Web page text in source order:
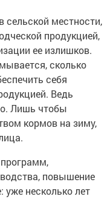
местности,
продукцией,
ее излишков.
сколько
себя
Ведь
Лишь чтобы
кормов на зиму,
повышение
уже несколько лет